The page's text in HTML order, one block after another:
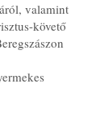
valamint
követő